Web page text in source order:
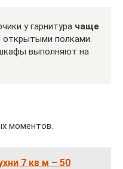
у гарнитура чаще
открытыми полками.
выполняют на
моментов.
7 кв м – 50